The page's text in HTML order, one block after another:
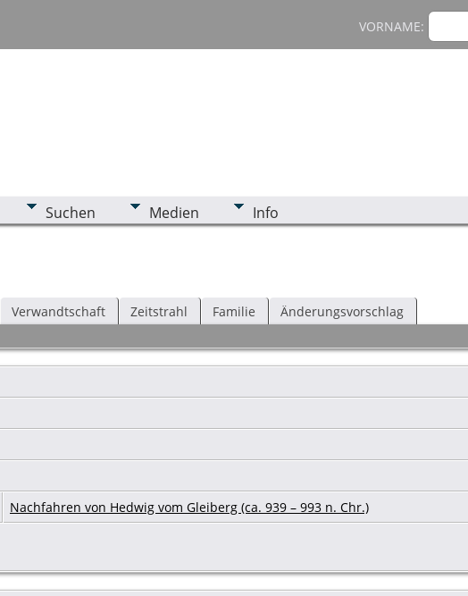
VORNAME:
Suchen Medien Info
Verwandtschaft Zeitstrahl Familie Änderungsvorschlag
Nachfahren von Hedwig vom Gleiberg (ca. 939 – 993 n. Chr.)